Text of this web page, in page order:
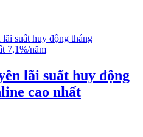
lãi suất huy động
cao nhất